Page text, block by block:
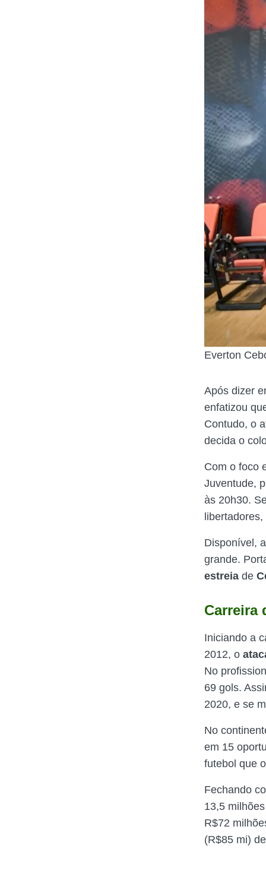
Everton
Após dizer
enfatizou
Contudo, o
decida o
Com o foco
Juventude,
às 20h30.
Disponível,
grande.
estreia de
Carreira
Iniciando a
2012, o
No
69 gols.
2020, e se
No
em 15
futebol que
Fechando
13,5
R$72
(R$85 mi)